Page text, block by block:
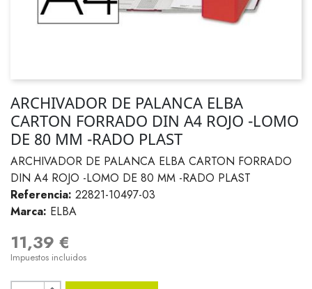
ARCHIVADOR DE PALANCA ELBA
CARTON FORRADO DIN A4 ROJO -LOMO
DE 80 MM -RADO PLAST
ARCHIVADOR DE PALANCA ELBA CARTON FORRADO
DIN A4 ROJO -LOMO DE 80 MM -RADO PLAST
Referencia: 22821-10497-03
Marca: ELBA
11,39 €
Impuestos incluidos